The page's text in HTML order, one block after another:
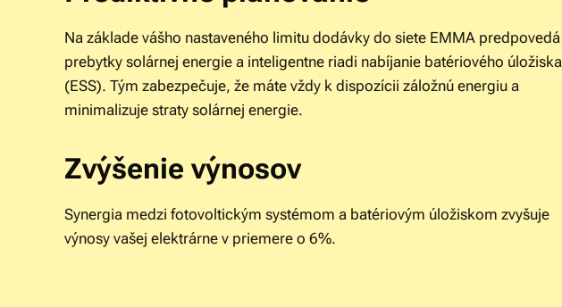
Na základe vášho nastaveného limitu dodávky do siete EMMA predpovedá
prebytky solárnej energie a inteligentne riadi nabíjanie batériového úložiska
(ESS). Tým zabezpečuje, že máte vždy k dispozícii záložnú energiu a
minimalizuje straty solárnej energie.
Zvýšenie výnosov
Synergia medzi fotovoltickým systémom a batériovým úložiskom zvyšuje
výnosy vašej elektrárne v priemere o 6%.